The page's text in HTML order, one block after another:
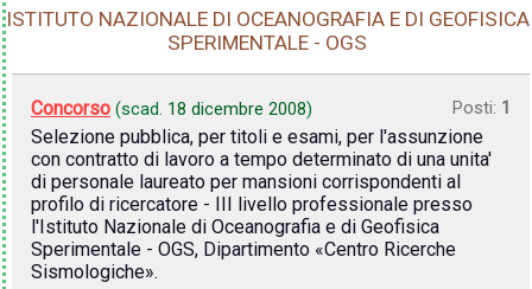
ISTITUTO NAZIONALE DI OCEANOGRAFIA E DI GEOFISICA
SPERIMENTALE - OGS
Concorso (scad. 18 dicembre 2008) Posti: 1
Selezione pubblica, per titoli e esami, per l'assunzione
con contratto di lavoro a tempo determinato di una unita'
di personale laureato per mansioni corrispondenti al
profilo di ricercatore - III livello professionale presso
l'Istituto Nazionale di Oceanografia e di Geofisica
Sperimentale - OGS, Dipartimento «Centro Ricerche
Sismologiche».